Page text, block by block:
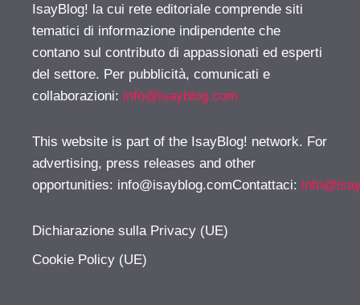
IsayBlog! la cui rete editoriale comprende siti
tematici di informazione indipendente che
contano sul contributo di appassionati ed esperti
del settore. Per pubblicità, comunicati e
collaborazioni: info@isayblog.com
This website is part of the IsayBlog! network. For
advertising, press releases and other
opportunities: info@isayblog.comContattaci:
Dichiarazione sulla Privacy (UE)
Cookie Policy (UE)